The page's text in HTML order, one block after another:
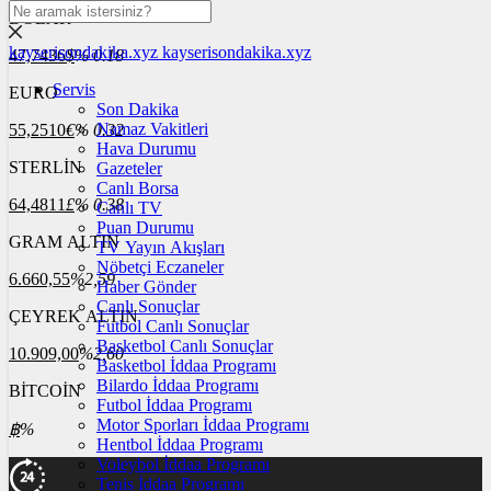
DOLAR
47,7436$% 0.18
EURO
55,2510€% 0.32
STERLİN
64,4811£% 0.38
GRAM ALTIN
6.660,55%2,59
ÇEYREK ALTIN
10.909,00%2,60
BİTCOİN
฿%
kayserisondakika.xyz kayserisondakika.xyz
Servis
Son Dakika
Namaz Vakitleri
Hava Durumu
Gazeteler
Canlı Borsa
Canlı TV
Puan Durumu
TV Yayın Akışları
Nöbetçi Eczaneler
Haber Gönder
Canlı Sonuçlar
Futbol Canlı Sonuçlar
Basketbol Canlı Sonuçlar
Basketbol İddaa Programı
Bilardo İddaa Programı
Futbol İddaa Programı
Motor Sporları İddaa Programı
Hentbol İddaa Programı
Voleybol İddaa Programı
Tenis İddaa Programı